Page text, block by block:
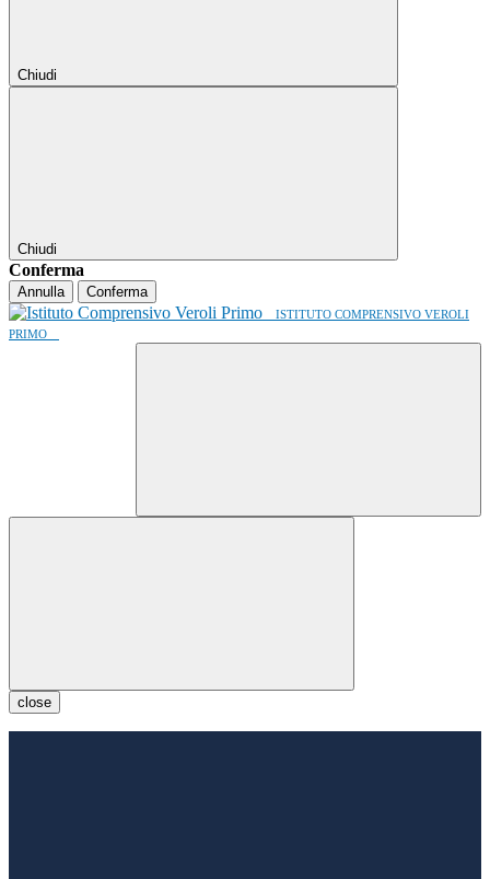
Chiudi
Chiudi
Conferma
Annulla Conferma
ISTITUTO COMPRENSIVO VEROLI
PRIMO
close